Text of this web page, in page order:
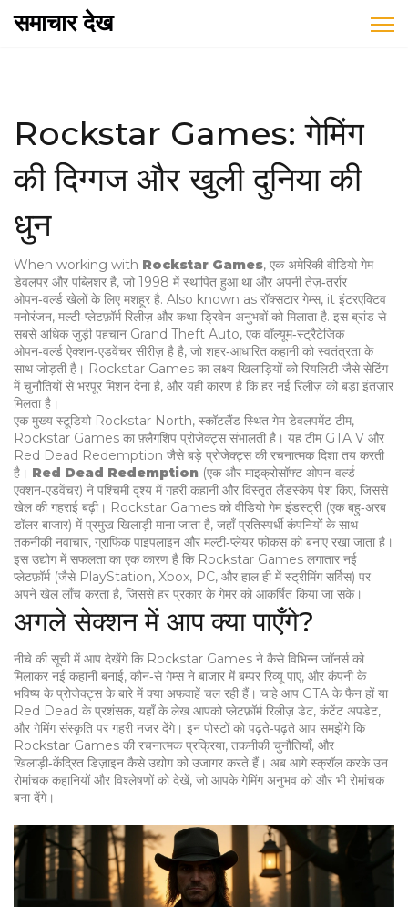
समाचार देख
Rockstar Games: गेमिंग
की दिग्गज और खुली दुनिया की
धुन
When working with Rockstar Games, एक अमेरिकी वीडियो गेम
डेवलपर और पब्लिशर है, जो 1998 में स्थापित हुआ था और अपनी तेज़‑तर्रार
ओपन‑वर्ल्ड खेलों के लिए मशहूर है. Also known as रॉक्सटार गेम्स, it इंटरएक्टिव
मनोरंजन, मल्टी‑प्लेटफ़ॉर्म रिलीज़ और कथा‑ड्रिवेन अनुभवों को मिलाता है. इस ब्रांड से
सबसे अधिक जुड़ी पहचान Grand Theft Auto, एक वॉल्यूम‑स्ट्रैटेजिक
ओपन‑वर्ल्ड ऐक्शन‑एडवेंचर सीरीज़ है है, जो शहर‑आधारित कहानी को स्वतंत्रता के
साथ जोड़ती है। Rockstar Games का लक्ष्य खिलाड़ियों को रियलिटी‑जैसे सेटिंग
में चुनौतियों से भरपूर मिशन देना है, और यही कारण है कि हर नई रिलीज़ को बड़ा इंतज़ार
मिलता है।
एक मुख्य स्टूडियो Rockstar North, स्कॉटलैंड स्थित गेम डेवलपमेंट टीम,
Rockstar Games का फ़्लैगशिप प्रोजेक्ट्स संभालती है । यह टीम GTA V और
Red Dead Redemption जैसे बड़े प्रोजेक्ट्स की रचनात्मक दिशा तय करती
है। Red Dead Redemption (एक और माइक्रोसॉफ्ट ओपन‑वर्ल्ड
एक्शन‑एडवेंचर) ने पश्चिमी दृश्य में गहरी कहानी और विस्तृत लैंडस्केप पेश किए, जिससे
खेल की गहराई बढ़ी। Rockstar Games को वीडियो गेम इंडस्ट्री (एक बहु‑अरब
डॉलर बाजार) में प्रमुख खिलाड़ी माना जाता है, जहाँ प्रतिस्पर्धी कंपनियों के साथ
तकनीकी नवाचार, ग्राफिक पाइपलाइन और मल्टी‑प्लेयर फोकस को बनाए रखा जाता है।
इस उद्योग में सफलता का एक कारण है कि Rockstar Games लगातार नई
प्लेटफ़ॉर्म (जैसे PlayStation, Xbox, PC, और हाल ही में स्ट्रीमिंग सर्विस) पर
अपने खेल लाँच करता है, जिससे हर प्रकार के गेमर को आकर्षित किया जा सके।
अगले सेक्शन में आप क्या पाएँगे?
नीचे की सूची में आप देखेंगे कि Rockstar Games ने कैसे विभिन्न जॉनर्स को
मिलाकर नई कहानी बनाई, कौन‑से गेम्स ने बाजार में बम्पर रिव्यू पाए, और कंपनी के
भविष्य के प्रोजेक्ट्स के बारे में क्या अफवाहें चल रही हैं। चाहे आप GTA के फैन हों या
Red Dead के प्रशंसक, यहाँ के लेख आपको प्लेटफ़ॉर्म रिलीज़ डेट, कंटेंट अपडेट,
और गेमिंग संस्कृति पर गहरी नजर देंगे। इन पोस्टों को पढ़ते‑पढ़ते आप समझेंगे कि
Rockstar Games की रचनात्मक प्रक्रिया, तकनीकी चुनौतियाँ, और
खिलाड़ी‑केंद्रित डिज़ाइन कैसे उद्योग को उजागर करते हैं। अब आगे स्क्रॉल करके उन
रोमांचक कहानियों और विश्लेषणों को देखें, जो आपके गेमिंग अनुभव को और भी रोमांचक
बना देंगे।